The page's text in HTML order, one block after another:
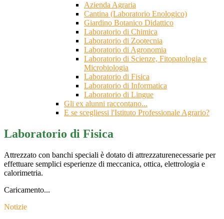
Azienda Agraria
Cantina (Laboratorio Enologico)
Giardino Botanico Didattico
Laboratorio di Chimica
Laboratorio di Zootecnia
Laboratorio di Agronomia
Laboratorio di Scienze, Fitopatologia e
Microbiologia
Laboratorio di Fisica
Laboratorio di Informatica
Laboratorio di Lingue
Gli ex alunni raccontano...
E se scegliessi l'Istituto Professionale Agrario?
Laboratorio di Fisica
Attrezzato con banchi speciali è dotato di attrezzaturenecessarie per
effettuare semplici esperienze di meccanica, otti­ca, elettrologia e
calorimetria.
Caricamento...
Notizie